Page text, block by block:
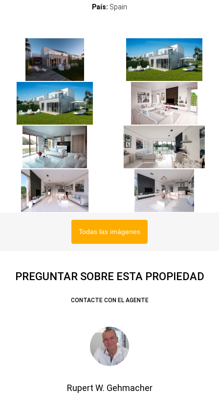
País: Spain
Todas las imágenes
PREGUNTAR SOBRE ESTA PROPIEDAD
CONTACTE CON EL AGENTE
Rupert W. Gehmacher